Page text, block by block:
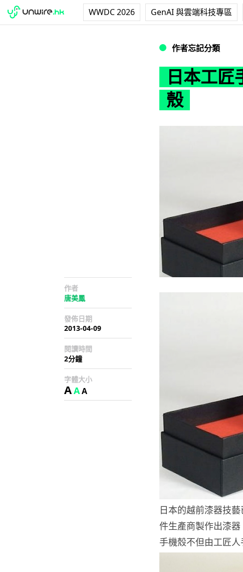
WWDC 2026 GenAI 與雲端科技專區
作者忘記分類
日本工
殼
作者
唐美鳳
發佈日期
2013-04-09
閱讀時間
2分鐘
字體大小
AAA
日本的越前漆器技
件生產商製作出漆
手機殼不但由工匠